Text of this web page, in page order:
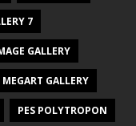
7
GALLERY
MEGART GALLERY
PES POLYTROPON